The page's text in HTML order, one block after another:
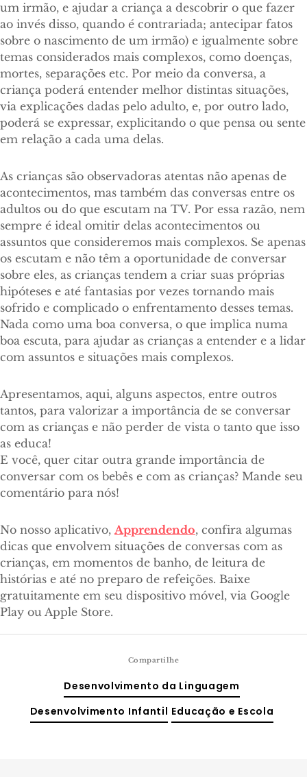
um irmão, e ajudar a criança a descobrir o que fazer
ao invés disso, quando é contrariada; antecipar fatos
sobre o nascimento de um irmão) e igualmente sobre
temas considerados mais complexos, como doenças,
mortes, separações etc. Por meio da conversa, a
criança poderá entender melhor distintas situações,
via explicações dadas pelo adulto, e, por outro lado,
poderá se expressar, explicitando o que pensa ou sente
em relação a cada uma delas.
As crianças são observadoras atentas não apenas de
acontecimentos, mas também das conversas entre os
adultos ou do que escutam na TV. Por essa razão, nem
sempre é ideal omitir delas acontecimentos ou
assuntos que consideremos mais complexos. Se apenas
os escutam e não têm a oportunidade de conversar
sobre eles, as crianças tendem a criar suas próprias
hipóteses e até fantasias por vezes tornando mais
sofrido e complicado o enfrentamento desses temas.
Nada como uma boa conversa, o que implica numa
boa escuta, para ajudar as crianças a entender e a lidar
com assuntos e situações mais complexos.
Apresentamos, aqui, alguns aspectos, entre outros
tantos, para valorizar a importância de se conversar
com as crianças e não perder de vista o tanto que isso
as educa!
E você, quer citar outra grande importância de
conversar com os bebês e com as crianças? Mande seu
comentário para nós!
No nosso aplicativo,Apprendendo, confira algumas
dicas que envolvem situações de conversas com as
crianças, em momentos de banho, de leitura de
histórias e até no preparo de refeições. Baixe
gratuitamente em seu dispositivo móvel, via Google
Play ou Apple Store.
Compartilhe
Desenvolvimento da Linguagem
Desenvolvimento Infantil Educação e Escola